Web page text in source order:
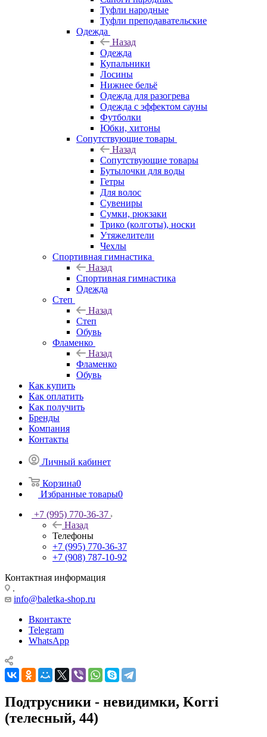
Туфли народные
Туфли преподавательские
Одежда
Назад
Одежда
Купальники
Лосины
Нижнее бельё
Одежда для разогрева
Одежда с эффектом сауны
Футболки
Юбки, хитоны
Сопутствующие товары
Назад
Сопутствующие товары
Бутылочки для воды
Гетры
Для волос
Сувениры
Сумки, рюкзаки
Трико (колготы), носки
Утяжелители
Чехлы
Спортивная гимнастика
Назад
Спортивная гимнастика
Одежда
Степ
Назад
Степ
Обувь
Фламенко
Назад
Фламенко
Обувь
Как купить
Как оплатить
Как получить
Бренды
Компания
Контакты
Личный кабинет
Корзина0
Избранные товары0
+7 (995) 770-36-37
Назад
Телефоны
+7 (995) 770-36-37
+7 (908) 787-10-92
Контактная информация
.
info@baletka-shop.ru
Вконтакте
Telegram
WhatsApp
Подтрусники - невидимки, Korri
(телесный, 44)